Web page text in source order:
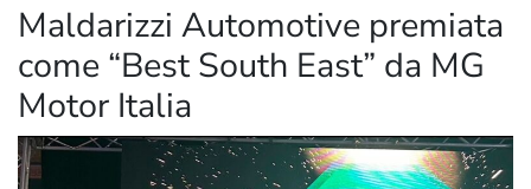
Maldarizzi Automotive premiata
come “Best South East” da MG
Motor Italia